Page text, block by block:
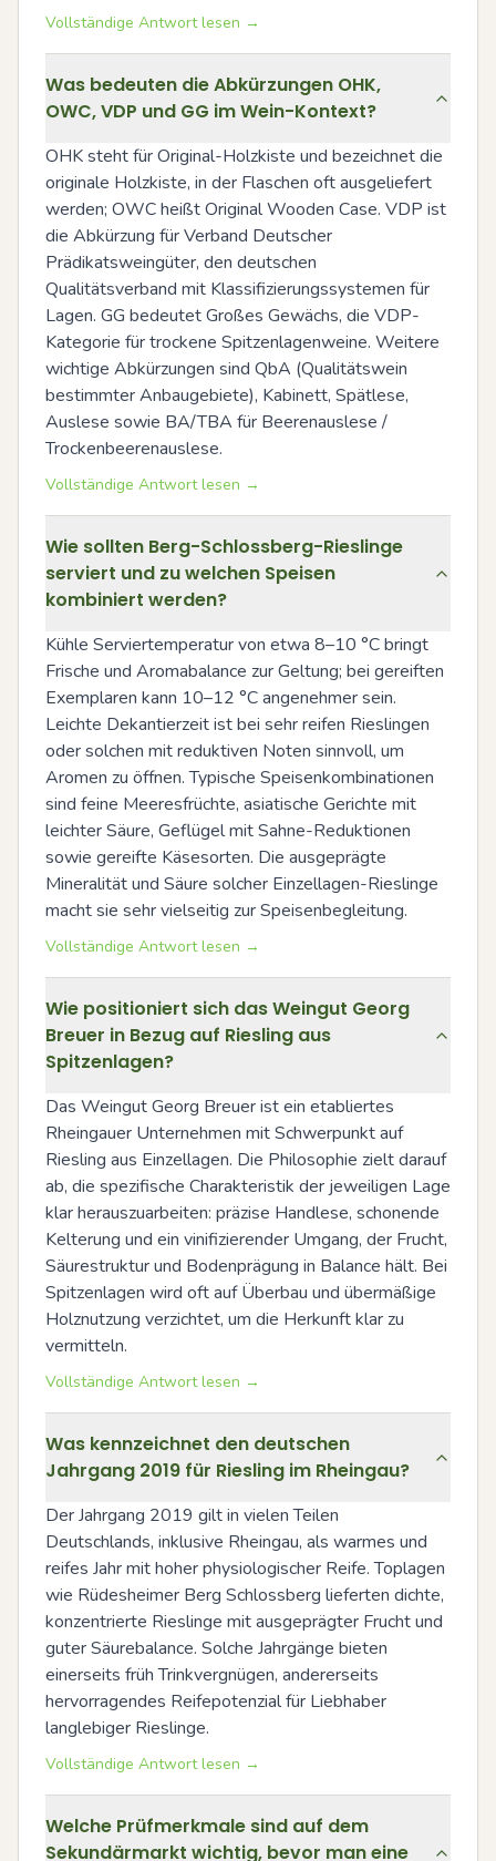
Vollständige Antwort lesen →
Was bedeuten die Abkürzungen OHK,
OWC, VDP und GG im Wein-Kontext?
OHK steht für Original-Holzkiste und bezeichnet die
originale Holzkiste, in der Flaschen oft ausgeliefert
werden; OWC heißt Original Wooden Case. VDP ist
die Abkürzung für Verband Deutscher
Prädikatsweingüter, den deutschen
Qualitätsverband mit Klassifizierungssystemen für
Lagen. GG bedeutet Großes Gewächs, die VDP-
Kategorie für trockene Spitzenlagenweine. Weitere
wichtige Abkürzungen sind QbA (Qualitätswein
bestimmter Anbaugebiete), Kabinett, Spätlese,
Auslese sowie BA/TBA für Beerenauslese /
Trockenbeerenauslese.
Vollständige Antwort lesen →
Wie sollten Berg-Schlossberg-Rieslinge
serviert und zu welchen Speisen
kombiniert werden?
Kühle Serviertemperatur von etwa 8–10 °C bringt
Frische und Aromabalance zur Geltung; bei gereiften
Exemplaren kann 10–12 °C angenehmer sein.
Leichte Dekantierzeit ist bei sehr reifen Rieslingen
oder solchen mit reduktiven Noten sinnvoll, um
Aromen zu öffnen. Typische Speisenkombinationen
sind feine Meeresfrüchte, asiatische Gerichte mit
leichter Säure, Geflügel mit Sahne-Reduktionen
sowie gereifte Käsesorten. Die ausgeprägte
Mineralität und Säure solcher Einzellagen-Rieslinge
macht sie sehr vielseitig zur Speisenbegleitung.
Vollständige Antwort lesen →
Wie positioniert sich das Weingut Georg
Breuer in Bezug auf Riesling aus
Spitzenlagen?
Das Weingut Georg Breuer ist ein etabliertes
Rheingauer Unternehmen mit Schwerpunkt auf
Riesling aus Einzellagen. Die Philosophie zielt darauf
ab, die spezifische Charakteristik der jeweiligen Lage
klar herauszuarbeiten: präzise Handlese, schonende
Kelterung und ein vinifizierender Umgang, der Frucht,
Säurestruktur und Bodenprägung in Balance hält. Bei
Spitzenlagen wird oft auf Überbau und übermäßige
Holznutzung verzichtet, um die Herkunft klar zu
vermitteln.
Vollständige Antwort lesen →
Was kennzeichnet den deutschen
Jahrgang 2019 für Riesling im Rheingau?
Der Jahrgang 2019 gilt in vielen Teilen
Deutschlands, inklusive Rheingau, als warmes und
reifes Jahr mit hoher physiologischer Reife. Toplagen
wie Rüdesheimer Berg Schlossberg lieferten dichte,
konzentrierte Rieslinge mit ausgeprägter Frucht und
guter Säurebalance. Solche Jahrgänge bieten
einerseits früh Trinkvergnügen, andererseits
hervorragendes Reifepotenzial für Liebhaber
langlebiger Rieslinge.
Vollständige Antwort lesen →
Welche Prüfmerkmale sind auf dem
Sekundärmarkt wichtig, bevor man eine